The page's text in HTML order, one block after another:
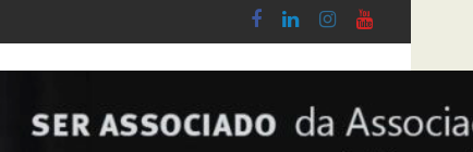
- Lei n.º 5-A/2026, de 28 de Janeiro
Diploma de transposição da Diretiva